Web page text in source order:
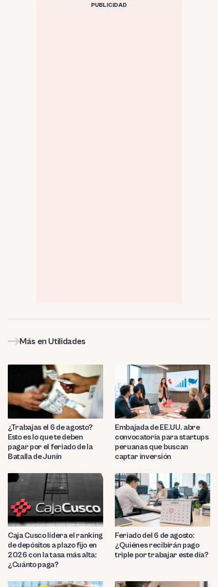
PUBLICIDAD
Más en Utilidades
¿Trabajas el 6 de agosto?
Esto es lo que te deben
pagar por el feriado de la
Batalla de Junín
Embajada de EE.UU. abre
convocatoria para startups
peruanas que buscan
captar inversión
Caja Cusco lidera el ranking
de depósitos a plazo fijo en
2026 con la tasa más alta:
¿Cuánto paga?
Feriado del 6 de agosto:
¿Quiénes recibirán pago
triple por trabajar este día?